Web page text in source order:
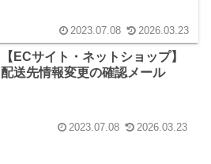
2023.07.08 2026.03.23
【ECサイト・ネットショップ】
配送先情報変更の確認メール
2023.07.08 2026.03.23